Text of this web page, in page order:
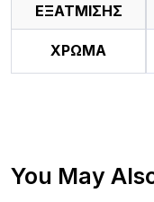
ΕΞΑΤΜΙΣΗΣ
ΧΡΩΜΑ
You May